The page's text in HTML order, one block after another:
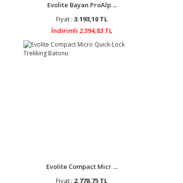
Evolite Bayan ProAlp ...
Fiyat : 3.193,10 TL
İndirimli 2.394,83 TL
Evolite Compact Micr ...
Fiyat : 2.778,75 TL